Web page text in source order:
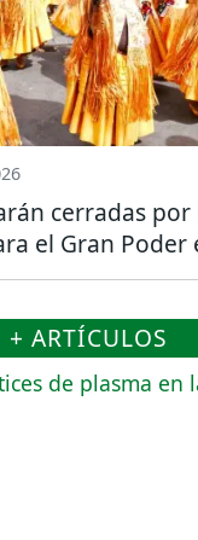
cerradas por
el Gran Poder
+ ARTÍCULOS